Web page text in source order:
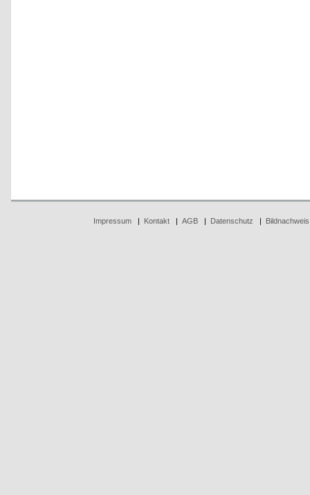
Impressum| Kontakt| AGB| Datenschutz Bildnachweis